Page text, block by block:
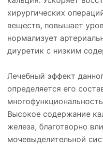
хирургических
веществ, повышает
нормализует
диуретик с низким
Лечебный эффект
определяется его
Высокое содержание
железа, благотворно
мочевыделительной